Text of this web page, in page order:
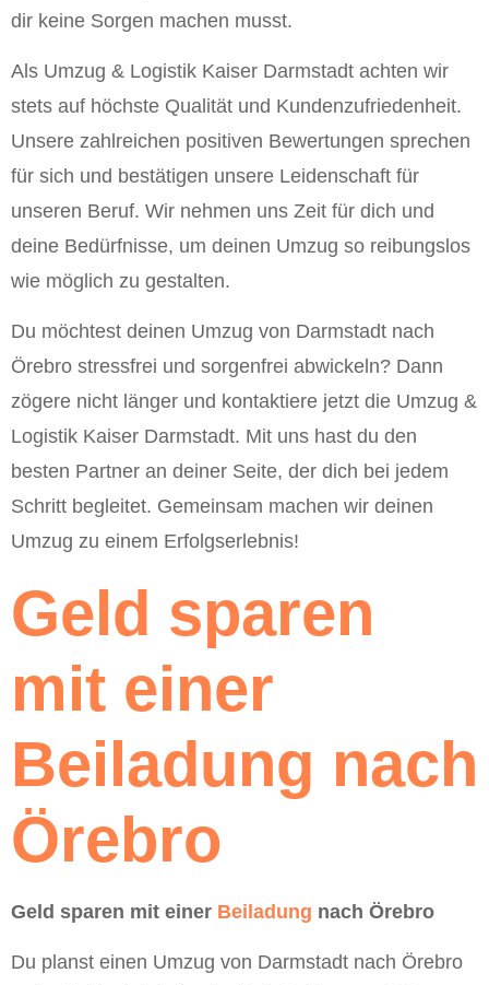
dir keine Sorgen machen musst.
Als Umzug & Logistik Kaiser Darmstadt achten wir
stets auf höchste Qualität und Kundenzufriedenheit.
Unsere zahlreichen positiven Bewertungen sprechen
für sich und bestätigen unsere Leidenschaft für
unseren Beruf. Wir nehmen uns Zeit für dich und
deine Bedürfnisse, um deinen Umzug so reibungslos
wie möglich zu gestalten.
Du möchtest deinen Umzug von Darmstadt nach
Örebro stressfrei und sorgenfrei abwickeln? Dann
zögere nicht länger und kontaktiere jetzt die Umzug &
Logistik Kaiser Darmstadt. Mit uns hast du den
besten Partner an deiner Seite, der dich bei jedem
Schritt begleitet. Gemeinsam machen wir deinen
Umzug zu einem Erfolgserlebnis!
Geld sparen
mit einer
Beiladung nach
Örebro
Geld sparen mit einer Beiladung nach Örebro
Du planst einen Umzug von Darmstadt nach Örebro